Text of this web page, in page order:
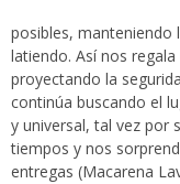
posibles, manteniendo
latiendo. Así nos
proyectando la
continúa buscando el
y universal, tal vez por
tiempos y nos
entregas (Macarena